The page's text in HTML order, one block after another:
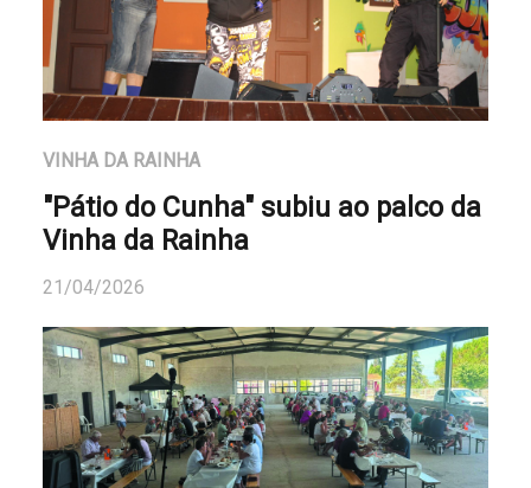
VINHA DA RAINHA
"Pátio do Cunha" subiu ao palco da
Vinha da Rainha
21/04/2026